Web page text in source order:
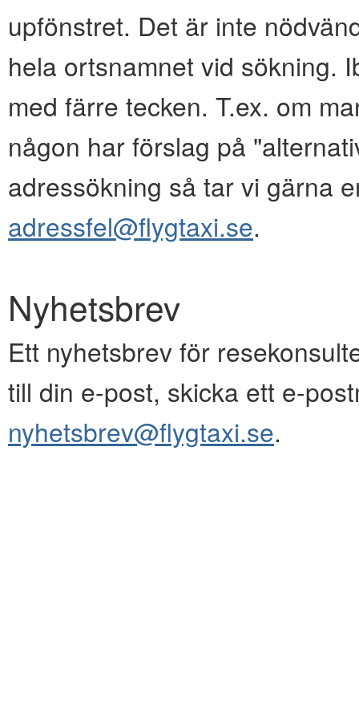
upfönstret. Det är inte
hela ortsnamnet vid sökning.
med färre tecken. T.ex. om
någon har förslag på
adressökning så tar vi gärna
adressfel@flygtaxi.se.
Nyhetsbrev
Ett nyhetsbrev för
till din e-post, skicka ett e-
nyhetsbrev@flygtaxi.se.